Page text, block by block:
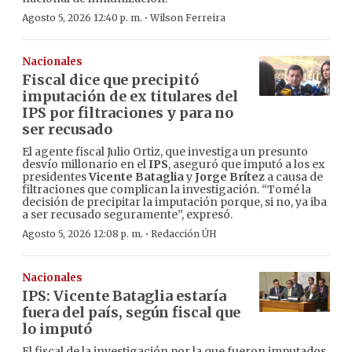
Agosto 5, 2026 12:40 p. m. ·Wilson Ferreira
Nacionales
Fiscal dice que precipitó
imputación de ex titulares del
IPS por filtraciones y para no
ser recusado
El agente fiscal Julio Ortiz, que investiga un presunto
desvío millonario en elIPS, aseguró que imputó a los ex
presidentesVicente BatagliayJorge Brítez a causa de
filtraciones que complican la investigación. “Tomé la
decisión de precipitar la imputación porque, si no, ya iba
a ser recusado seguramente”, expresó.
Agosto 5, 2026 12:08 p. m. · Redacción ÚH
Nacionales
IPS: Vicente Bataglia estaría
fuera del país, según fiscal que
lo imputó